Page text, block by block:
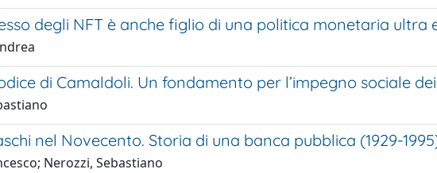
degli NFT è anche figlio di una politica monetaria ultra
di Camaldoli. Un fondamento per l’impegno sociale
nel Novecento. Storia di una banca pubblica (1929-
Nerozzi, Sebastiano